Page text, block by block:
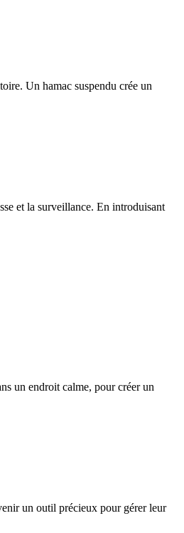
Un hamac suspendu crée un
et la surveillance. En introduisant
un endroit calme, pour créer un
un outil précieux pour gérer leur